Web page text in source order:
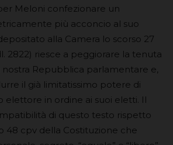
Meloni confezionare un
più acconcio al suo
alla Camera lo scorso 27
2822) riesce a peggiorare la tenuta
Repubblica parlamentare e,
il già limitatissimo potere di
elettore in ordine ai suoi eletti. Il
di questo testo rispetto
48 cpv della Costituzione che